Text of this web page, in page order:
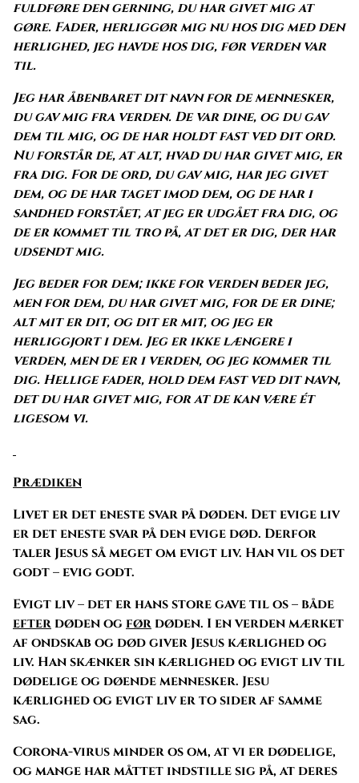
fuldføre den gerning, du har givet mig at
gøre. Fader, herliggør mig nu hos dig med den
herlighed, jeg havde hos dig, før verden var
til.
Jeg har åbenbaret dit navn for de mennesker,
du gav mig fra verden. De var dine, og du gav
dem til mig, og de har holdt fast ved dit ord.
Nu forstår de, at alt, hvad du har givet mig, er
fra dig. For de ord, du gav mig, har jeg givet
dem, og de har taget imod dem, og de har i
sandhed forstået, at jeg er udgået fra dig, og
de er kommet til tro på, at det er dig, der har
udsendt mig.
Jeg beder for dem; ikke for verden beder jeg,
men for dem, du har givet mig, for de er dine;
alt mit er dit, og dit er mit, og jeg er
herliggjort i dem. Jeg er ikke længere i
verden, men de er i verden, og jeg kommer til
dig. Hellige fader, hold dem fast ved dit navn,
det du har givet mig, for at de kan være ét
ligesom vi.
Prædiken
Livet er det eneste svar på døden. Det evige liv
er det eneste svar på den evige død. Derfor
taler Jesus så meget om evigt liv. Han vil os det
godt – evig godt.
Evigt liv – det er hans store gave til os – både
efter døden og før døden. I en verden mærket
af ondskab og død giver Jesus kærlighed og
liv. Han skænker sin kærlighed og evigt liv til
dødelige og døende mennesker. Jesu
kærlighed og evigt liv er to sider af samme
sag.
Corona-virus minder os om, at vi er dødelige,
og mange har måttet indstille sig på, at deres